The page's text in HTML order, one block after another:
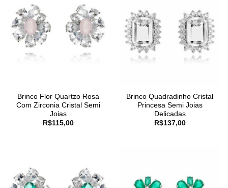
Brinco Flor Quartzo Rosa
Com Zirconia Cristal Semi
Joias
R$115,00
Brinco Quadradinho Cristal
Princesa Semi Joias
Delicadas
R$137,00